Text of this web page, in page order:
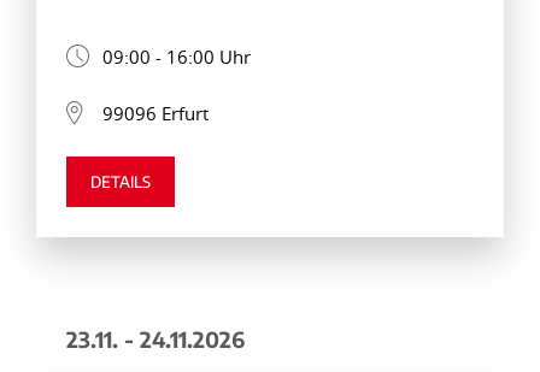
09:00 - 16:00 Uhr
99096 Erfurt
DETAILS
23.11. - 24.11.2026